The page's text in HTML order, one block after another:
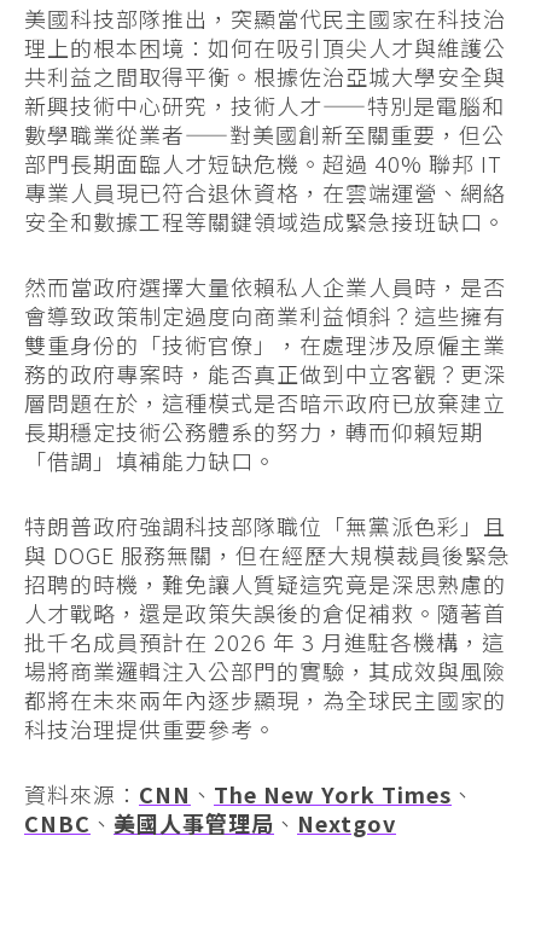
美國科技部隊推出，突顯當代民主國家在科技治
理上的根本困境：如何在吸引頂尖人才與維護公
共利益之間取得平衡。根據佐治亞城大學安全與
新興技術中心研究，技術人才——特別是電腦和
數學職業從業者——對美國創新至關重要，但公
部門長期面臨人才短缺危機。超過 40% 聯邦 IT
專業人員現已符合退休資格，在雲端運營、網絡
安全和數據工程等關鍵領域造成緊急接班缺口。
然而當政府選擇大量依賴私人企業人員時，是否
會導致政策制定過度向商業利益傾斜？這些擁有
雙重身份的「技術官僚」，在處理涉及原僱主業
務的政府專案時，能否真正做到中立客觀？更深
層問題在於，這種模式是否暗示政府已放棄建立
長期穩定技術公務體系的努力，轉而仰賴短期
「借調」填補能力缺口。
特朗普政府強調科技部隊職位「無黨派色彩」且
與 DOGE 服務無關，但在經歷大規模裁員後緊急
招聘的時機，難免讓人質疑這究竟是深思熟慮的
人才戰略，還是政策失誤後的倉促補救。隨著首
批千名成員預計在 2026 年 3 月進駐各機構，這
場將商業邏輯注入公部門的實驗，其成效與風險
都將在未來兩年內逐步顯現，為全球民主國家的
科技治理提供重要參考。
資料來源： CNN 、 The New York Times 、
CNBC 、 美國人事管理局 、 Nextgov